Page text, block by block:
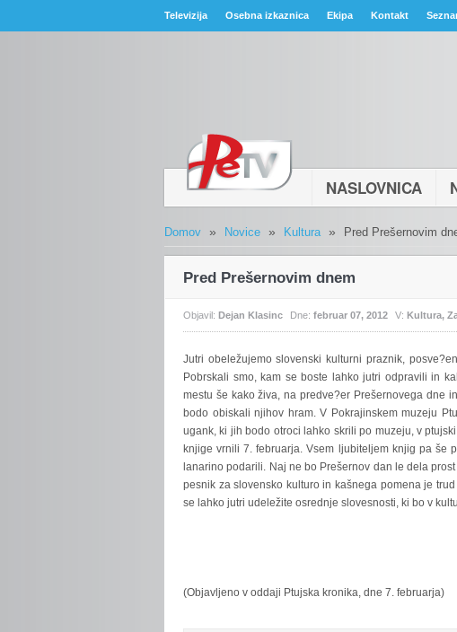
Televizija Osebna izkaznica Ekipa Kontakt
NASLOVNICA
Domov » Novice » Kultura » Pred Prešernovim
Pred Prešernovim dnem
Objavil: Dejan Klasinc Dne: februar 07, 2012 V: Kultura,
Jutri obeležujemo slovenski kulturni praznik,
Pobrskali smo, kam se boste lahko jutri odpravili in
mestu še kako živa, na predve?er Prešernovega dne
bodo obiskali njihov hram. V Pokrajinskem muzeju
ugank, ki jih bodo otroci lahko skrili po muzeju, v
knjige vrnili 7. februarja. Vsem ljubiteljem knjig pa še
lanarino podarili. Naj ne bo Prešernov dan le dela
pesnik za slovensko kulturo in kašnega pomena je
se lahko jutri udeležite osrednje slovesnosti, ki bo v
(Objavljeno v oddaji Ptujska kronika, dne 7. februarja)